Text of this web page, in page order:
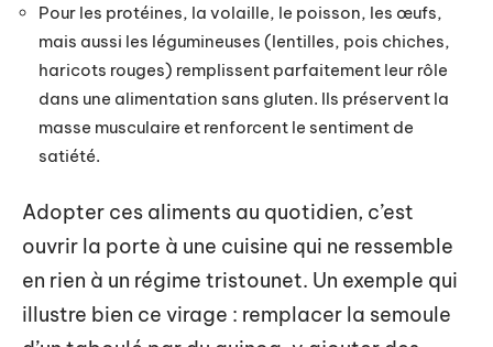
Pour les protéines, la volaille, le poisson, les œufs,
mais aussi les légumineuses (lentilles, pois chiches,
haricots rouges) remplissent parfaitement leur rôle
dans une alimentation sans gluten. Ils préservent la
masse musculaire et renforcent le sentiment de
satiété.
Adopter ces aliments au quotidien, c’est
ouvrir la porte à une cuisine qui ne ressemble
en rien à un régime tristounet. Un exemple qui
illustre bien ce virage : remplacer la semoule